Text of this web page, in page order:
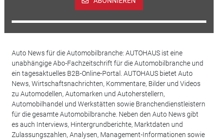
Auto News für die Automobilbranche: AUTOHAUS ist eine
unabhängige Abo-Fachzeitschrift für die Automobilbranche und
ein tagesaktuelles B2B-Online-Portal. AUTOHAUS bietet Auto
News, Wirtschaftsnachrichten, Kommentare, Bilder und Videos
zu Automodellen, Automarken und Autoherstellern,
Automobilhandel und Werkstätten sowie Branchendienstleistern
für die gesamte Automobilbranche. Neben den Auto News gibt
es auch Interviews, Hintergrundberichte, Marktdaten und
Zulassungszahlen, Analysen, Management-Informationen sowie